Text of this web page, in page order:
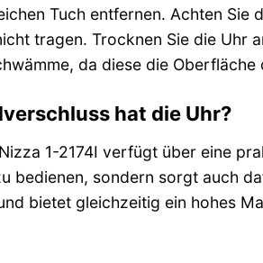
Tuch entfernen. Achten
tragen. Trocknen Sie die Uhr
da diese die
hat die Uhr?
1-2174I verfügt über eine
bedienen, sondern sorgt auch
bietet gleichzeitig ein hohes